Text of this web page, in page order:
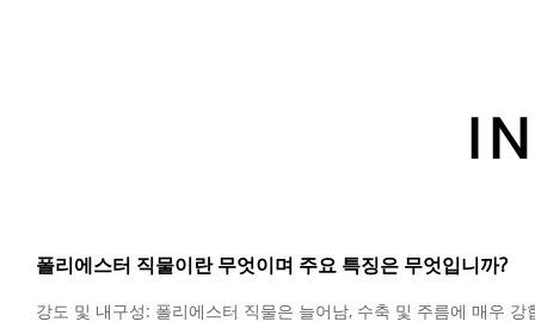
폴리에스터 직물이란 무엇이며 주요 특징은 무엇입니까?
강도 및 내구성: 폴리에스터 직물은 늘어남, 수축 및 주름에 매우